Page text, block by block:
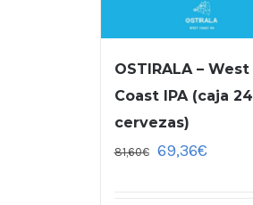
OSTIRALA – West
Coast IPA (caja 24
cervezas)
81,60€ 69,36€